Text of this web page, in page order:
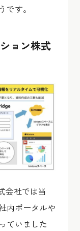
す。
ョン株式
会社では当
内ポータルや
ていました